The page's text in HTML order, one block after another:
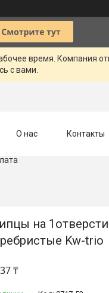
время. Компания
с вами.
О нас Контакты
на
Kw-trio
₸